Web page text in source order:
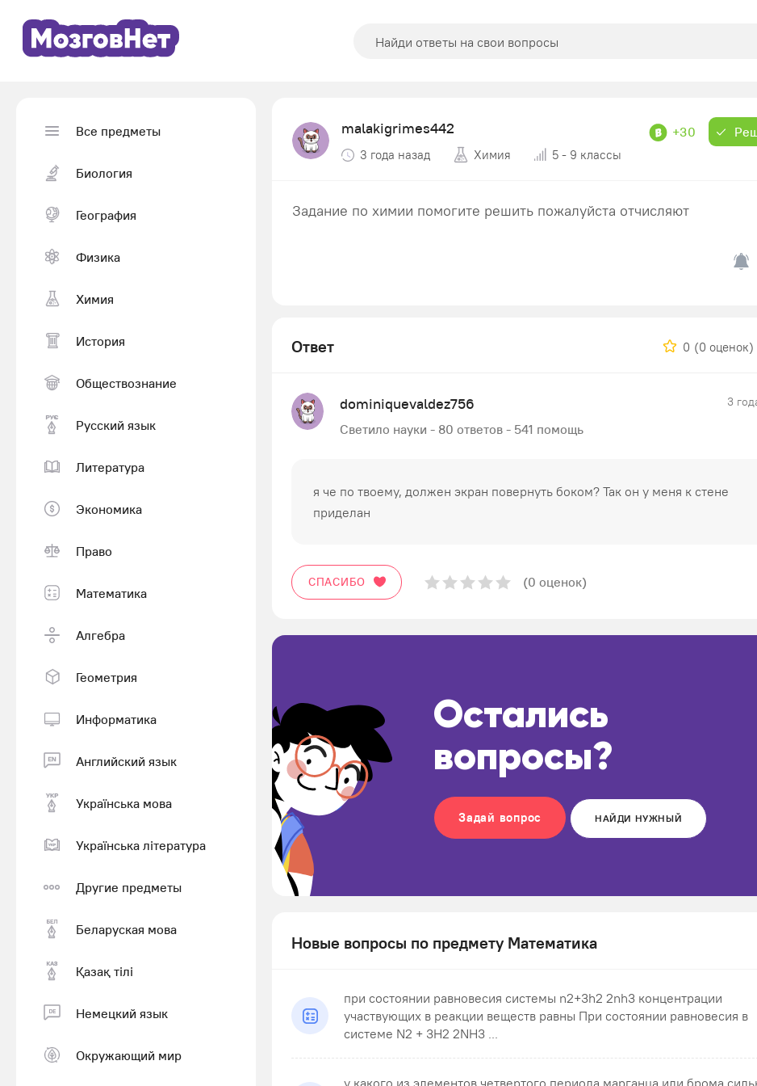
Все предметы
Биология
География
Физика
Химия
История
Обществознание
Русский язык
Литература
Экономика
Право
Математика
Алгебра
Геометрия
Информатика
Английский язык
Українська мова
Українська література
Другие предметы
Беларуская мова
Қазақ тiлi
Немецкий язык
Окружающий мир
malakigrimes442 +30
3 года назад Химия 5 - 9 классы
Задание по химии помогите решить пожалуйста отчисляют
Ответ 0 (0 оценок)
dominiquevaldez756 3
Светило науки - 80 ответов - 541 помощь
я че по твоему, должен экран повернуть боком? Так он у меня к стене
приделан
СПАСИБО (0 оценок)
Остались
вопросы?
Задай вопрос НАЙДИ НУЖНЫЙ
Новые вопросы по предмету Математика
при состоянии равновесия системы n2+3h2 2nh3 концентрации
участвующих в реакции веществ равны При состоянии равновесия в
системе N2 + 3H2 2NH3 ...
у какого из элементов четвертого периода марганца или брома